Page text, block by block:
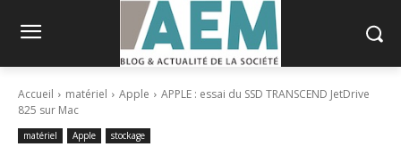
Accueil matériel Apple
APPLE : essai du SSD TRANSCEND JetDrive
825 sur Mac
matériel Apple stockage